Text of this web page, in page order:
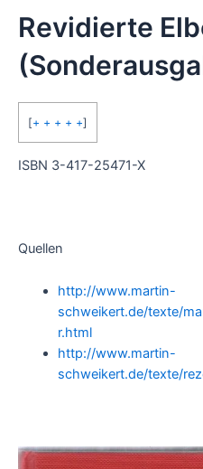
Revidierte
[+ + + + +]
ISBN 3-417-25471-X
Quellen
http://www.martin-
schweikert.de/texte/
r.html
http://www.martin-
schweikert.de/texte/